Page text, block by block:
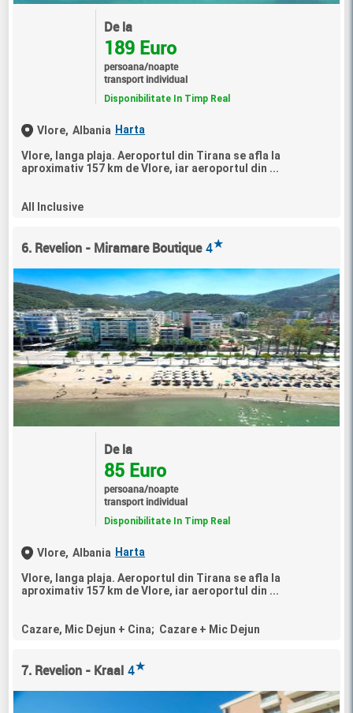
De la
189 Euro
persoana/noapte
transport individual
Disponibilitate In Timp Real
Vlore, Albania Harta
Vlore, langa plaja. Aeroportul din Tirana se afla la
aproximativ 157 km de Vlore, iar aeroportul din ...
All Inclusive
6. Revelion - Miramare Boutique 4★
De la
85 Euro
persoana/noapte
transport individual
Disponibilitate In Timp Real
Vlore, Albania Harta
Vlore, langa plaja. Aeroportul din Tirana se afla la
aproximativ 157 km de Vlore, iar aeroportul din ...
Cazare, Mic Dejun + Cina; Cazare + Mic Dejun
7. Revelion - Kraal 4★